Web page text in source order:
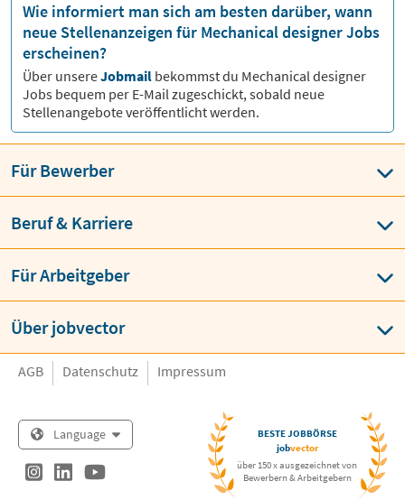
Wie informiert man sich am besten darüber, wann
neue Stellenanzeigen für Mechanical designer Jobs
erscheinen?
Über unsereJobmail bekommst du Mechanical designer
Jobs bequem per E-Mail zugeschickt, sobald neue
Stellenangebote veröffentlicht werden.
Für Bewerber
Beruf & Karriere
Für Arbeitgeber
Über jobvector
AGB Datenschutz Impressum
Language
BESTE JOBBÖRSE
jobvector
über 150 x ausgezeichnet von
Bewerbern & Arbeitgebern